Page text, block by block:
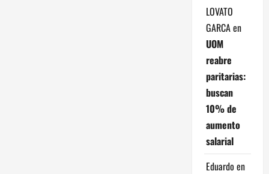
LOVATO
GARCAen
UOM
reabre
paritarias:
buscan
10% de
aumento
salarial
Eduardo en